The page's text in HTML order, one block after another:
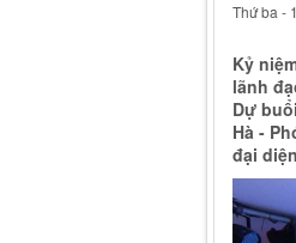
Thứ ba -
Kỷ
lãnh
Dự
Hà -
đại